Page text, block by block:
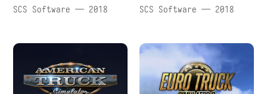
SCS Software — 2018 SCS Software — 2018